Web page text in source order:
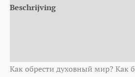
Beschrijving
Как обрести духовный мир? Как